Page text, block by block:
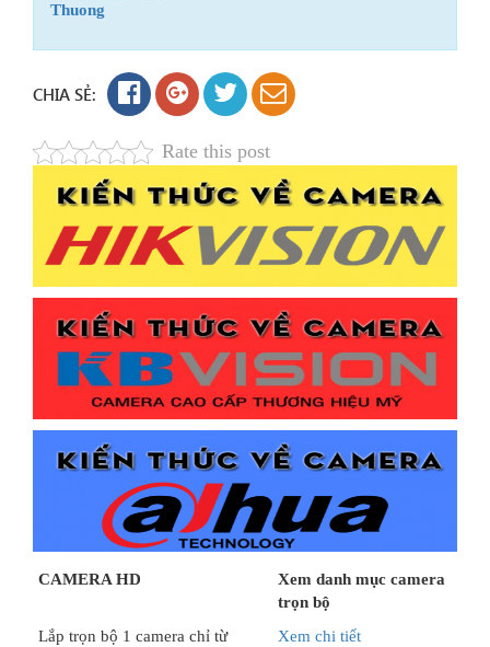
Thuong
CHIA SẺ:
Rate this post
CAMERA HD
Xem danh mục camera
trọn bộ
Lắp trọn bộ 1 camera chỉ từ
Xem chi tiết